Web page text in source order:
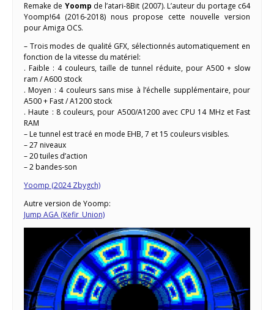
Remake de Yoomp de l’atari-8Bit (2007). L’auteur du portage c64
Yoomp!64 (2016-2018) nous propose cette nouvelle version
pour Amiga OCS.
– Trois modes de qualité GFX, sélectionnés automatiquement en
fonction de la vitesse du matériel:
. Faible : 4 couleurs, taille de tunnel réduite, pour A500 + slow
ram / A600 stock
. Moyen : 4 couleurs sans mise à l’échelle supplémentaire, pour
A500 + Fast / A1200 stock
. Haute : 8 couleurs, pour A500/A1200 avec CPU 14 MHz et Fast
RAM
– Le tunnel est tracé en mode EHB, 7 et 15 couleurs visibles.
– 27 niveaux
– 20 tuiles d’action
– 2 bandes-son
Yoomp (2024 Zbygch)
Autre version de Yoomp:
Jump AGA (Kefir_Union)